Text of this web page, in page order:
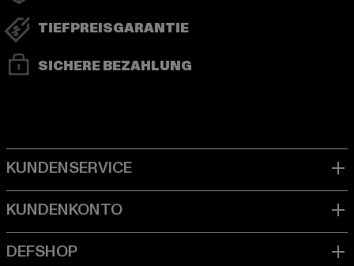
TIEFPREISGARANTIE
SICHERE BEZAHLUNG